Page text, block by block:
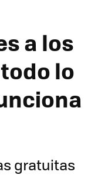
a los
lo
gratuitas